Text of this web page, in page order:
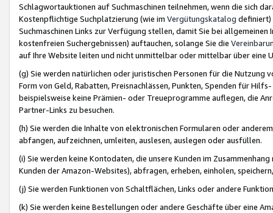
Schlagwortauktionen auf Suchmaschinen teilnehmen, wenn die sich
Kostenpflichtige Suchplatzierung (wie im Vergütungskatalog definiert)
Suchmaschinen Links zur Verfügung stellen, damit Sie bei
kostenfreien Suchergebnissen) auftauchen, solange Sie die
auf Ihre Website leiten und nicht unmittelbar oder mittelbar über eine
(g) Sie werden natürlichen oder juristischen Personen für die Nutzung
Form von Geld, Rabatten, Preisnachlässen, Punkten, Spenden für
beispielsweise keine Prämien- oder Treueprogramme auflegen, die
Partner-Links zu besuchen.
(h) Sie werden die Inhalte von elektronischen Formularen oder
abfangen, aufzeichnen, umleiten, auslesen, auslegen oder ausfüllen.
(i) Sie werden keine Kontodaten, die unsere Kunden im
Kunden der Amazon-Websites), abfragen, erheben, einholen,
(j) Sie werden Funktionen von Schaltflächen, Links oder andere
(k) Sie werden keine Bestellungen oder andere Geschäfte über eine